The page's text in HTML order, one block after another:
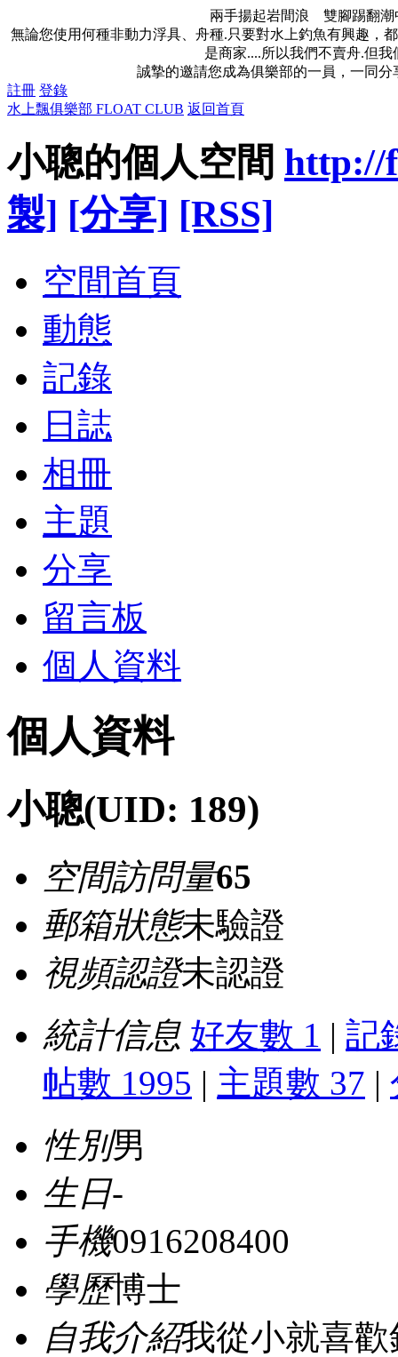
兩手揚起岩間浪 雙腳踢翻
無論您使用何種非動力浮具、舟種.只要對水上釣魚有興趣，
是商家....所以我們不賣舟.但
誠摯的邀請您成為俱樂部的一員，一同
註冊 登錄
水上飄俱樂部 FLOAT CLUB 返回首頁
小聰的個人空間 http://
製] [分享] [RSS]
空間首頁
動態
記錄
日誌
相冊
主題
分享
留言板
個人資料
個人資料
小聰(UID: 189)
空間訪問量65
郵箱狀態未驗證
視頻認證未認證
統計信息 好友數 1 | 記
帖數 1995 | 主題數 37 |
性別男
生日-
手機0916208400
學歷博士
自我介紹我從小就喜